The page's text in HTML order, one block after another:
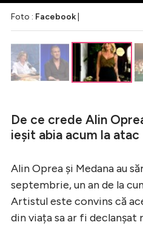
Foto : Facebook
De ce crede Alin
ieșit abia acum la atac
Alin Oprea și Medana au
septembrie, un an de la
Artistul este convins că
din viața sa ar fi declanșat